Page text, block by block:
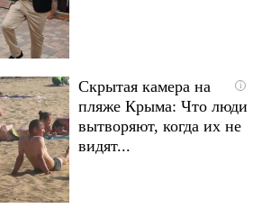
i
Скрытая камера на
пляже Крыма: Что люди
вытворяют, когда их не
видят...